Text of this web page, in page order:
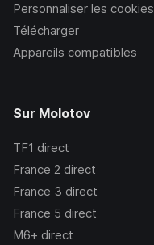
Personnaliser les cookies
Télécharger
Appareils compatibles
Sur Molotov
TF1 direct
France 2 direct
France 3 direct
France 5 direct
M6+ direct